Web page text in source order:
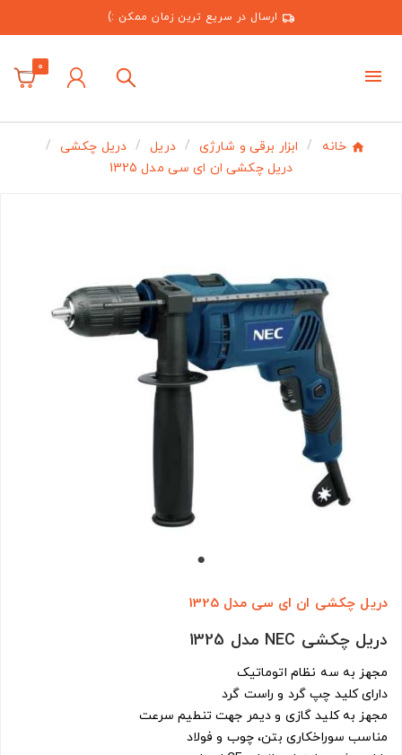
ارسال در سریع ترین زمان ممکن :)
0
خانه ابزار برقی و شارژی دریل
دریل چکشی
دریل چکشی ان ای سی مدل 1325
دریل چکشی ان ای سی مدل 1325
دریل چکشی NEC مدل 1325
مجهز به سه نظام اتوماتیک
دارای کلید چپ گرد و راست گرد
مجهز به کلید گازی و دیمر جهت تنطیم سرعت
مناسب سوراخکاری بتن، چوب و فولاد